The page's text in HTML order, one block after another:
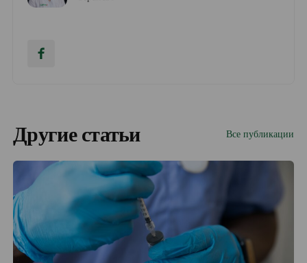
Другие статьи Все публикации